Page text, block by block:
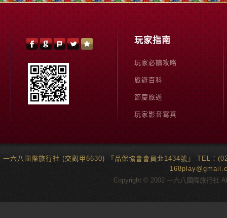
玩家指南
玩家必讀攻略
旅遊百科
節慶旅遊
玩家影音寫真
一六八國際旅行社 (交觀甲6630) 『品保協會會員北1434號』 TEL：
Copyright © 2002 一六八國際旅行社